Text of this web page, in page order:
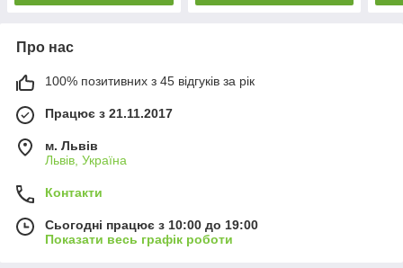
Про нас
100% позитивних з 45 відгуків за рік
Працює з 21.11.2017
м. Львів
Львів, Україна
Контакти
Сьогодні працює з 10:00 до 19:00
Показати весь графік роботи